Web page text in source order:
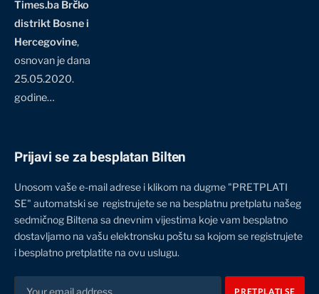
Times.ba Brčko
distrikt Bosne i
Hercegovine,
osnovan je dana
25.05.2020.
godine…
Prijavi se za besplatan Bilten
Unosom vaše e-mail adrese i klikom na dugme "PRETPLATI
SE" automatski se registrujete se na besplatnu pretplatu našeg
sedmičnog Biltena sa dnevnim vijestima koje vam besplatno
dostavljamo na vašu elektronsku poštu sa kojom se registrujete
i besplatno pretplatite na ovu uslugu.